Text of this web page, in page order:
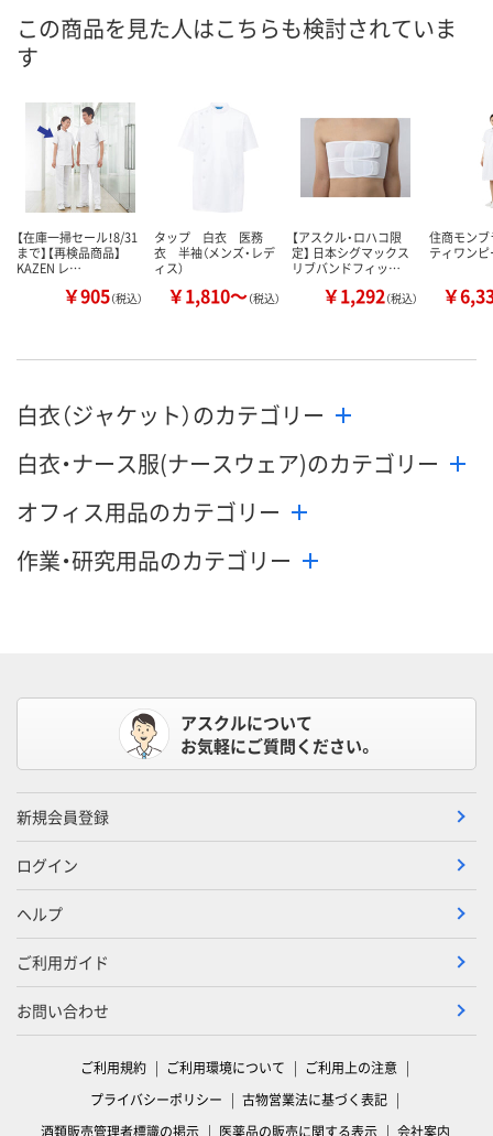
お届け日
数量
カゴへ カ
この商品を見た人はこちらも検討されていま
す
【在庫一掃セール！8/31
まで】【再検品商品】
KAZEN レ…
￥905（税込）
タップ 白衣 医務
衣 半袖（メンズ・レデ
ィス）
￥1,810～（税込）
【アスクル・ロハコ限
定】 日本シグマックス
リブバンドフィッ…
￥1,292（税込）
住商モン
ティワンピ
￥
白衣（ジャケット）のカテゴリー
白衣・ナース服(ナースウェア)のカテゴリー
オフィス用品のカテゴリー
作業・研究用品のカテゴリー
アスクルについて
お気軽にご質問ください。
新規会員登録
ログイン
ヘルプ
ご利用ガイド
お問い合わせ
ご利用規約 ご利用環境について
ご利用上の注意
プライバシーポリシー
古物営業法に基づく表記
酒類販売管理者標識の掲示
医薬品の販売に関する表示 会社案内